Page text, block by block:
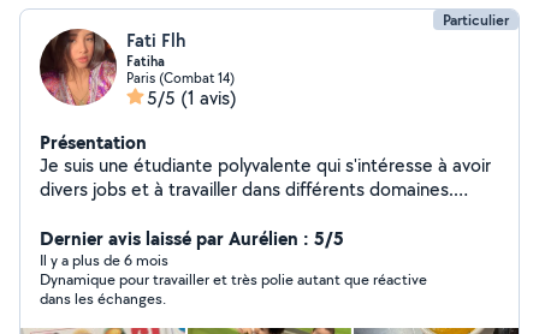
Particulier
Fati Flh
Fatiha
Paris (Combat 14)
5/5 (1 avis)
Présentation
Je suis une étudiante polyvalente qui s'intéresse à avoir
divers jobs et à travailler dans différents domaines.
nouveaux défis.
Dernier avis laissé par Aurélien : 5/5
Il y a plus de 6 mois
Dynamique pour travailler et très polie autant que réactive
dans les échanges.